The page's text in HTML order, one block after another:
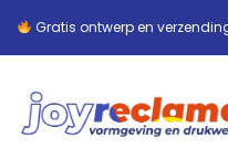
Gratis ontwerp en